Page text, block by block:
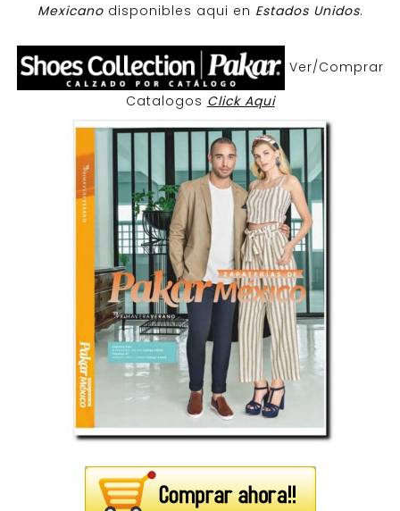
Mexicanodisponibles aqui en Estados Unidos.
Ver/Comprar
Catalogos Click Aqui